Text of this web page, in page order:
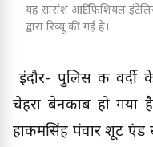
यह सारांश आर्टिफिशियल
द्वारा रिव्यू की गई है।
इंदौर- पुलिस की
चेहरा बेनकाब हो गया
हाकमसिंह पंवार शूट